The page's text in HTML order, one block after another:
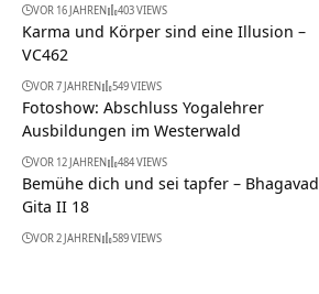
VOR 16 JAHREN 403 VIEWS
Karma und Körper sind eine Illusion –
VC462
VOR 7 JAHREN 549 VIEWS
Fotoshow: Abschluss Yogalehrer
Ausbildungen im Westerwald
VOR 12 JAHREN 484 VIEWS
Bemühe dich und sei tapfer – Bhagavad
Gita II 18
VOR 2 JAHREN 589 VIEWS